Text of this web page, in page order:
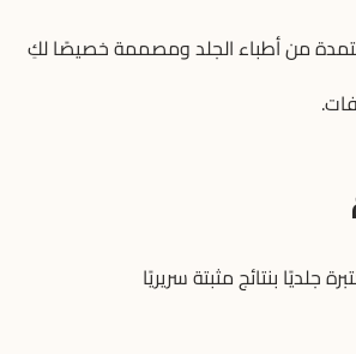
معتمدة من أطباء الجلد ومصممة خصيصًا لكِ
جلديًا بنتائج مثبتة سريريًا